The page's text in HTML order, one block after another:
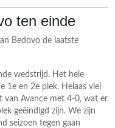
ten einde
Bedovo de laatste
wedstrijd. Het hele
1e en 2e plek. Helaas viel
van Avance met 4-0, wat er
geëindigd zijn. We zijn
seizoen tegen gaan